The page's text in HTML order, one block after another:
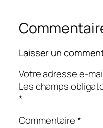
Laisser un
Votre adresse e-
Les champs
*
Commentaire*